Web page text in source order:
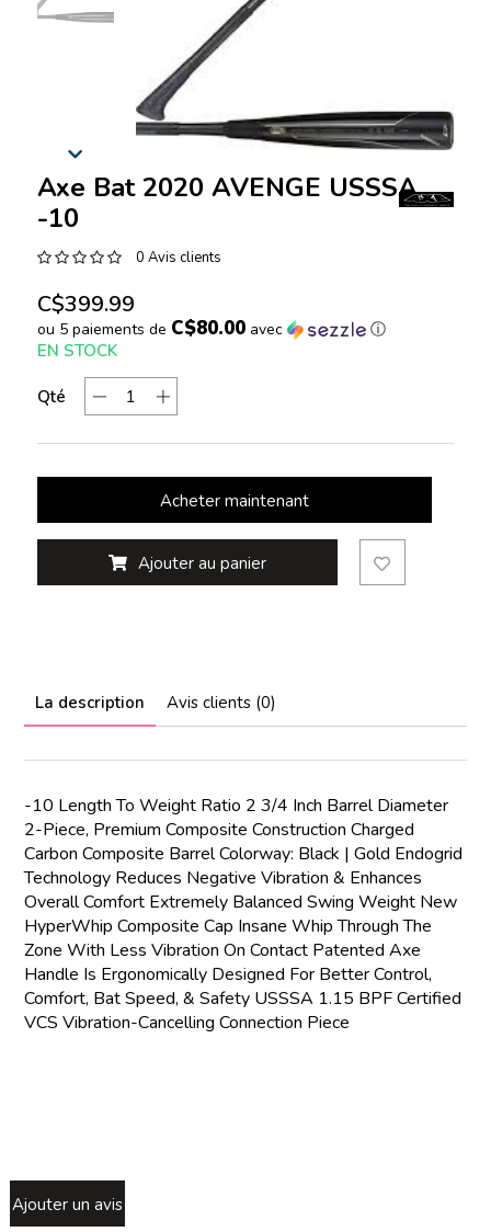
Axe Bat 2020 AVENGE USSSA
-10
0 Avis clients
C$399.99
ou 5 paiements de C$80.00avec ⓘ
EN STOCK
Qté
Acheter maintenant
Ajouter au panier
La description Avis clients (0)
-10 Length To Weight Ratio 2 3/4 Inch Barrel Diameter
2-Piece, Premium Composite Construction Charged
Carbon Composite Barrel Colorway: Black | Gold Endogrid
Technology Reduces Negative Vibration & Enhances
Overall Comfort Extremely Balanced Swing Weight New
HyperWhip Composite Cap Insane Whip Through The
Zone With Less Vibration On Contact Patented Axe
Handle Is Ergonomically Designed For Better Control,
Comfort, Bat Speed, & Safety USSSA 1.15 BPF Certified
VCS Vibration-Cancelling Connection Piece
Ajouter un avis